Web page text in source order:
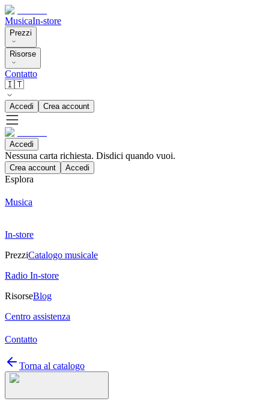
MusicaIn-store
Prezzi
Risorse
Contatto
🇮🇹
Accedi Crea account
Accedi
Nessuna carta richiesta. Disdici quando vuoi.
Crea account Accedi
Esplora
Musica
In-store
PrezziCatalogo musicale
Radio In-store
RisorseBlog
Centro assistenza
Contatto
Torna al catalogo